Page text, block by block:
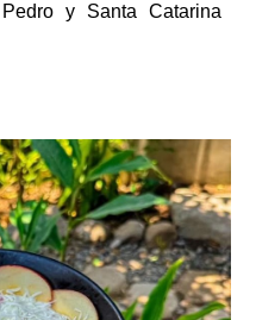
y Santa Catarina